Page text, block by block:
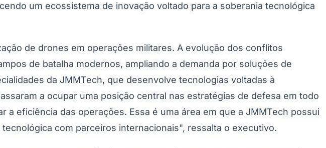
um ecossistema de inovação voltado para a soberania tecnológica
de drones em operações militares. A evolução dos conflitos
de batalha modernos, ampliando a demanda por soluções de
da JMMTech, que desenvolve tecnologias voltadas à
a ocupar uma posição central nas estratégias de defesa em todo
eficiência das operações. Essa é uma área em que a JMMTech possui
com parceiros internacionais", ressalta o executivo.